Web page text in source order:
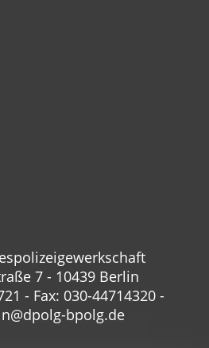
7 - 10439 Berlin
- Fax: 030-44714320 -
bpolg.de